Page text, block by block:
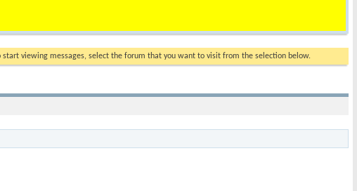
start viewing messages, select the forum that you want to visit from the selection below.